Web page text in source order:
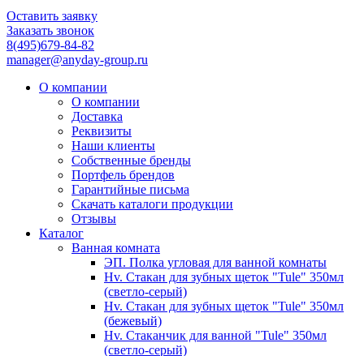
Оставить заявку
Заказать звонок
8(495)679-84-82
manager@anyday-group.ru
О компании
О компании
Доставка
Реквизиты
Наши клиенты
Собственные бренды
Портфель брендов
Гарантийные письма
Скачать каталоги продукции
Отзывы
Каталог
Ванная комната
ЭП. Полка угловая для ванной комнаты
Hv. Стакан для зубных щеток "Tule" 350мл
(светло-серый)
Hv. Стакан для зубных щеток "Tule" 350мл
(бежевый)
Hv. Стаканчик для ванной "Tule" 350мл
(светло-серый)